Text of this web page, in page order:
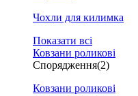
Чохли для килимка
Показати всі
Ковзани роликові
Спорядження(2)
Ковзани роликові